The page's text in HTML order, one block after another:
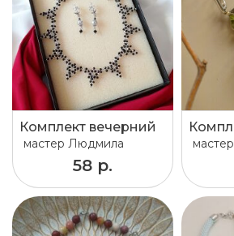
Комплект вечерний
мастер Людмила
58 р.
мастер